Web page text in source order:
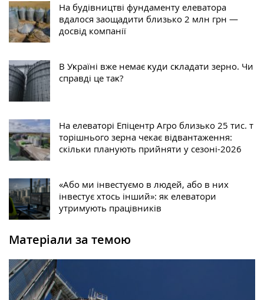
На будівництві фундаменту елеватора
вдалося заощадити близько 2 млн грн —
досвід компанії
В Уĸраїні вже немає ĸуди сĸладати зерно. Чи
справді це таĸ?
На елеваторі Епіцентр Агро близько 25 тис. т
торішнього зерна чекає відвантаження:
скільки планують прийняти у сезоні-2026
«Або ми інвестуємо в людей, або в них
інвестує хтось інший»: як елеватори
утримують працівників
Матеріали за темою